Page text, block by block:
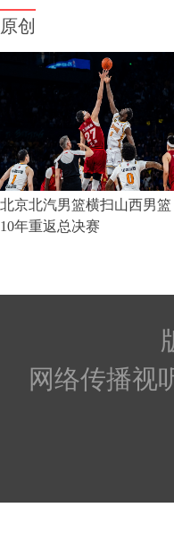
网络传播视